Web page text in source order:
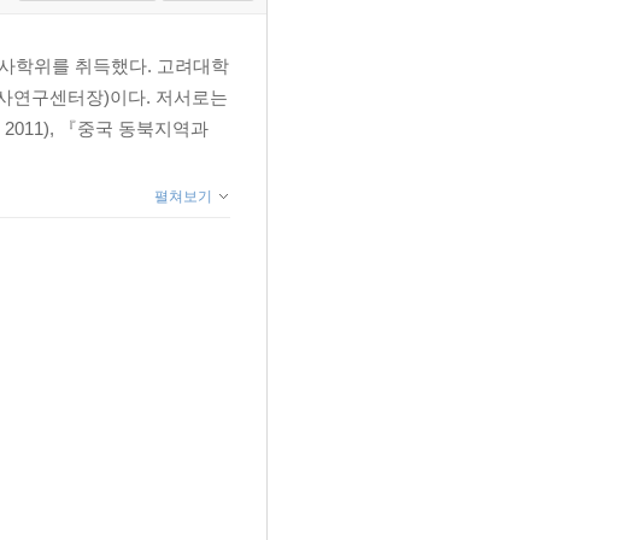
학위를 취득했다. 고려대학
연구센터장)이다. 저서로는
『중국 동북지역과
펼쳐보기